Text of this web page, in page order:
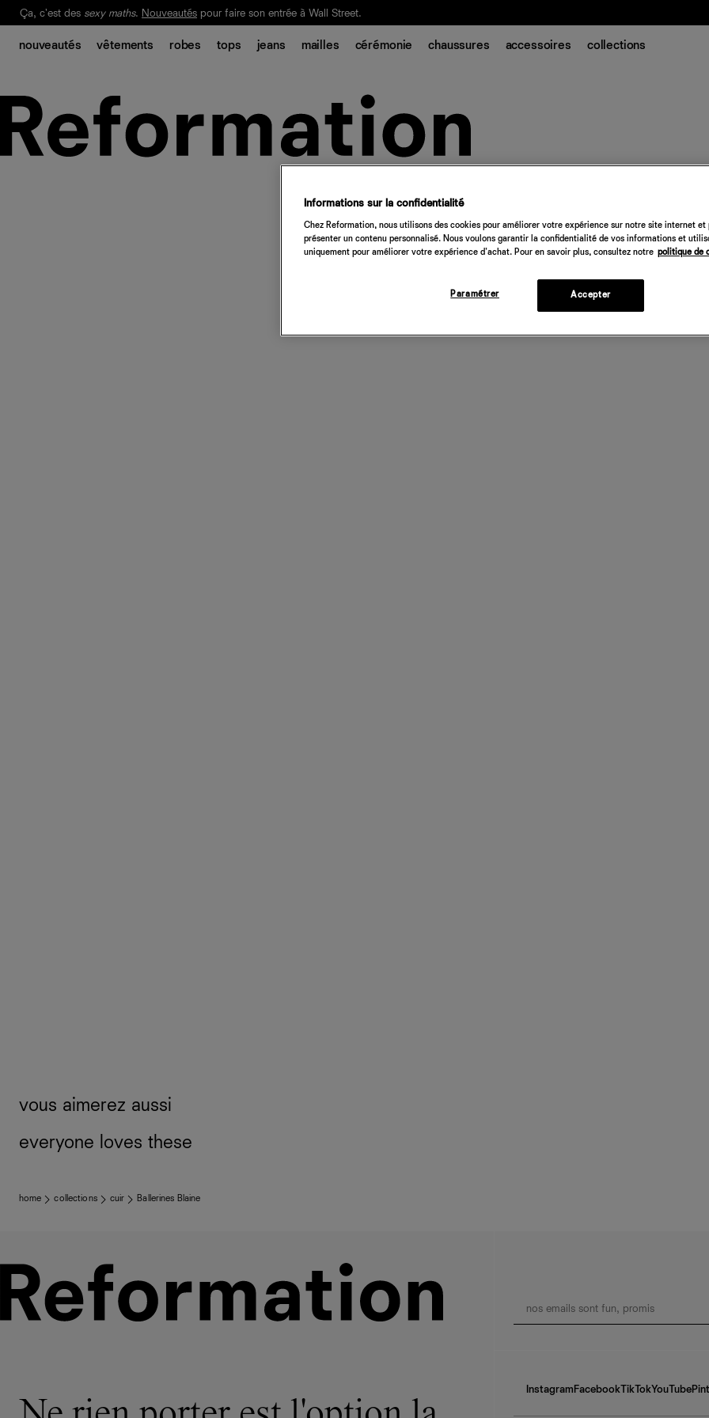
Notre Bilan Responsable 2025 est ici. Lisez-le
Ça, c'est des sexy maths. Nouveautés pour faire son entrée à Wall Street.
nouveautés vêtements robes tops jeans mailles cérémonie chaussures accessoires collections
vous aimerez aussi
everyone loves these
home collections cuir Ballerines Blaine
Instagram FacebookTikTokYouTube
Informations sur la confidentialité
Chez Reformation, nous utilisons des cookies pour améliorer votre expérience sur notre site internet et
présenter un contenu personnalisé. Nous voulons garantir la confidentialité de vos informations et
uniquement pour améliorer votre expérience d'achat. Pour en savoir plus, consultez notre politique de
Paramétrer Accepter